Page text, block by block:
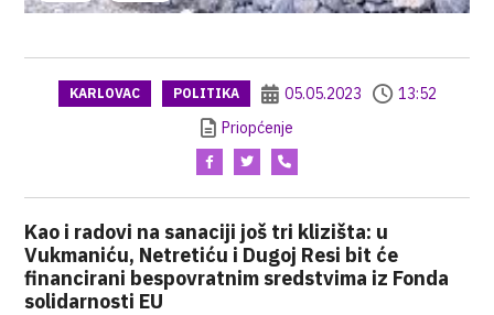
KARLOVAC POLITIKA 05.05.2023
13:52
Priopćenje
Kao i radovi na sanaciji još tri klizišta: u
Vukmaniću, Netretiću i Dugoj Resi bit će
financirani bespovratnim sredstvima iz Fonda
solidarnosti EU